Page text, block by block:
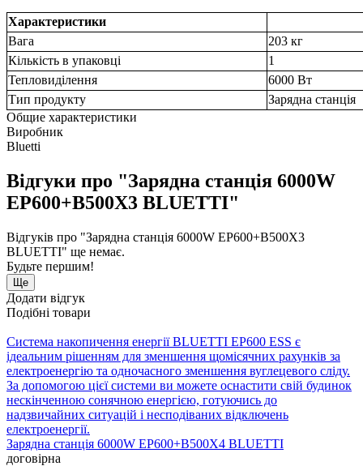
Характеристики
Вага
203 кг
Кількість в упаковці
1
Тепловиділення
6000 Вт
Тип продукту
Зарядна станція
Общие характеристики
Виробник
Bluetti
Відгуки про "Зарядна станція 6000W
EP600+B500X3 BLUETTI"
Відгуків про "Зарядна станція 6000W EP600+B500X3
BLUETTI" ще немає.
Будьте першим!
Ще
Додати відгук
Подібні товари
Система накопичення енергії BLUETTI EP600 ESS є
ідеальним рішенням для зменшення щомісячних рахунків за
електроенергію та одночасного зменшення вуглецевого сліду.
За допомогою цієї системи ви можете оснастити свій будинок
нескінченною сонячною енергією, готуючись до
надзвичайних ситуацій і несподіваних відключень
електроенергії.
Зарядна станція 6000W EP600+B500X4 BLUETTI
договірна